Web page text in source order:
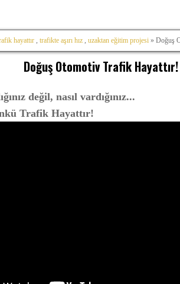
hayattır , trafikte aşırı hız , uzaktan eğitim projesi » Doğuş
Doğuş Otomotiv Trafik Hayattır!
değil, nasıl vardığınız...
Trafik Hayattır!